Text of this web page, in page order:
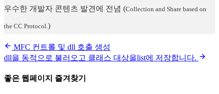
우수한 개발자 콘텐츠 발견에 전념 (Collection and Share based on
the CC Protocol.)
MFC 컨트롤 및 dll 호출 생성
dll을 동적으로 불러오고 클래스 대상을list에 저장합니다.
좋은 웹페이지 즐겨찾기